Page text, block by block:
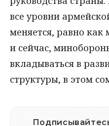
все уровни
меняется, равно как
и сейчас,
вкладываться в
структуры, в этом